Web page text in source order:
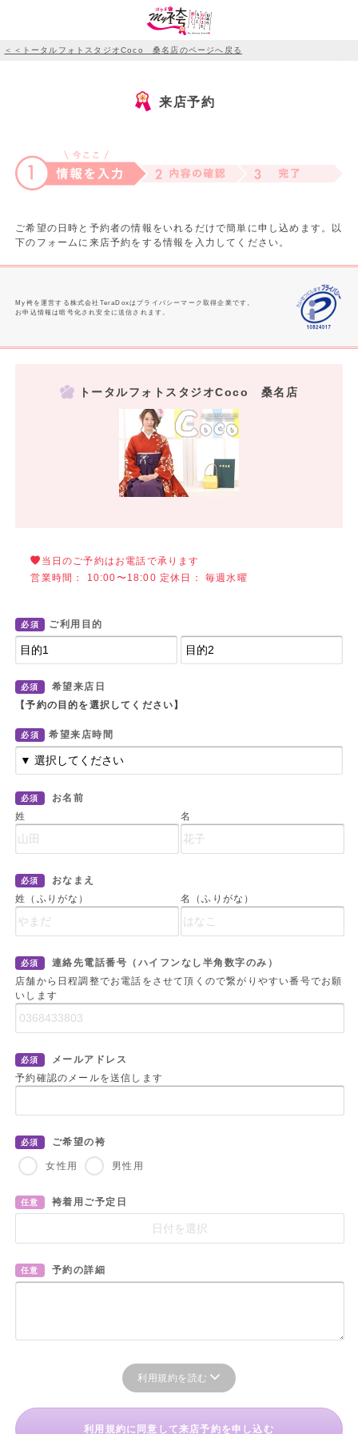
＜＜トータルフォトスタジオCoco 桑名店のページへ戻る
来店予約
ご希望の日時と予約者の情報をいれるだけで簡単に申し込めます。以
下のフォームに来店予約をする情報を入力してください。
My袴を運営する株式会社TeraDoxはプライバシーマーク取得企業です。
お申込情報は暗号化され安全に送信されます。
トータルフォトスタジオCoco 桑名店
当日のご予約はお電話で承ります
営業時間： 10:00〜18:00 定休日： 毎週水曜
必須 ご利用目的
必須
希望来店日
【予約の目的を選択してください】
必須 希望来店時間
必須
お名前
姓
名
必須
おなまえ
姓（ふりがな）
名（ふりがな）
必須
連絡先電話番号（ハイフンなし半角数字のみ）
店舗から日程調整でお電話をさせて頂くので繋がりやすい番号でお願
いします
必須
メールアドレス
予約確認のメールを送信します
必須 ご希望の袴
女性用 男性用
任意 袴着用ご予定日
任意 予約の詳細
利用規約を読む
利用規約に同意して来店予約を申し込む